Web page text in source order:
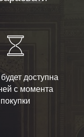
доступна
с момента
покупки